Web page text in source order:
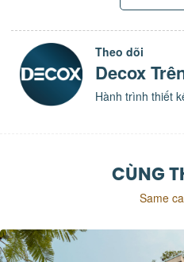
Theo dõi
Decox
Hành trình thiết
CÙNG
Same